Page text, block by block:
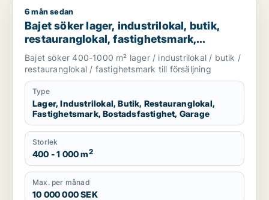
Bajet söker lager, industrilokal, butik, restauranglokal,
6 mån sedan
Bajet söker lager, industrilokal, butik,
restauranglokal, fastighetsmark,
bostadsfastighet eller garage till salu i
Lomma, Lund eller Malmö Centrum m.fl.
Bajet söker 400-1000 m² lager / industrilokal / butik /
restauranglokal / fastighetsmark till försäljning
Type
Lager, Industrilokal, Butik, Restauranglokal,
Fastighetsmark, Bostadsfastighet, Garage
Storlek
400 - 1 000 m2
Max. per månad
10 000 000 SEK